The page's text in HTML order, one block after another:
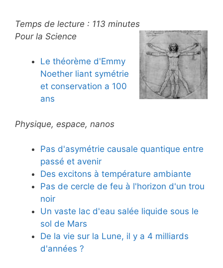
Temps de lecture : 113 minutes
Pour la Science
Le théorème d'Emmy
Noether liant symétrie
et conservation a 100
ans
Physique, espace, nanos
Pas d'asymétrie causale quantique entre
passé et avenir
Des excitons à température ambiante
Pas de cercle de feu à l'horizon d'un trou
noir
Un vaste lac d'eau salée liquide sous le
sol de Mars
De la vie sur la Lune, il y a 4 milliards
d'années ?